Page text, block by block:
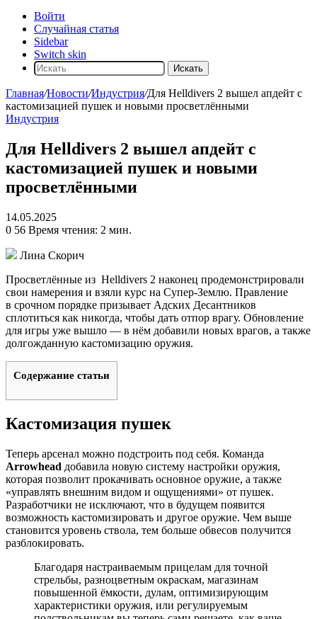
Войти
Случайная статья
Sidebar
Switch skin
Искать
Главная/Новости/Индустрия/Для Helldivers 2 вышел апдейт с
кастомизацией пушек и новыми просветлёнными
Индустрия
Для Helldivers 2 вышел апдейт с
кастомизацией пушек и новыми
просветлёнными
14.05.2025
0 56 Время чтения: 2 мин.
Лина Скорич
Просветлённые из Helldivers 2 наконец продемонстрировали
свои намерения и взяли курс на Супер-Землю. Правление
в срочном порядке призывает Адских Десантников
сплотиться как никогда, чтобы дать отпор врагу. Обновление
для игры уже вышло — в нём добавили новых врагов, а также
долгожданную кастомизацию оружия.
Содержание статьи
Кастомизация пушек
Теперь арсенал можно подстроить под себя. Команда
Arrowhead добавила новую систему настройки оружия,
которая позволит прокачивать основное оружие, а также
«управлять внешним видом и ощущениями» от пушек.
Разработчики не исключают, что в будущем появится
возможность кастомизировать и другое оружие. Чем выше
становится уровень ствола, тем больше обвесов получится
разблокировать.
Благодаря настраиваемым прицелам для точной
стрельбы, разноцветным окраскам, магазинам
повышенной ёмкости, дулам, оптимизирующим
характеристики оружия, или регулируемым